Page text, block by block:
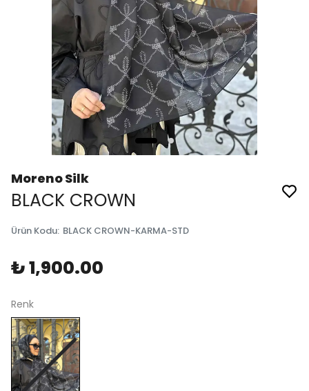
Moreno Silk
BLACK CROWN
Ürün Kodu: BLACK CROWN-KARMA-STD
₺ 1,900.00
Renk